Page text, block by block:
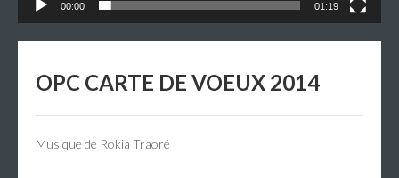
00:00 01:19
OPC CARTE DE VOEUX 2014
Musique de Rokia Traoré